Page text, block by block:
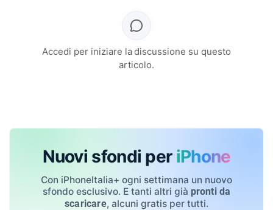
Accedi per iniziare la discussione su questo
articolo.
Nuovi sfondi per iPhone
Con iPhoneItalia+ ogni settimana un nuovo
sfondo esclusivo. E tanti altri già pronti da
scaricare, alcuni gratis per tutti.